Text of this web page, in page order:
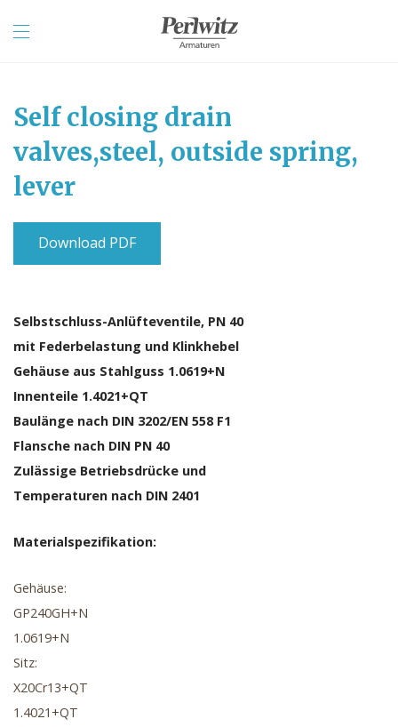
Self closing drain
valves,steel, outside spring,
lever
Download PDF
Selbstschluss-Anlüfteventile, PN 40
mit Federbelastung und Klinkhebel
Gehäuse aus Stahlguss 1.0619+N
Innenteile 1.4021+QT
Baulänge nach DIN 3202/EN 558 F1
Flansche nach DIN PN 40
Zulässige Betriebsdrücke und
Temperaturen nach DIN 2401
Materialspezifikation:
Gehäuse:
GP240GH+N
1.0619+N
Sitz:
X20Cr13+QT
1.4021+QT